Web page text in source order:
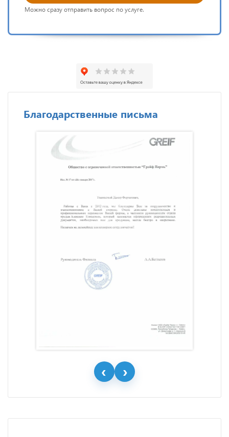
Можно сразу отправить вопрос по услуге.
Благодарственные письма